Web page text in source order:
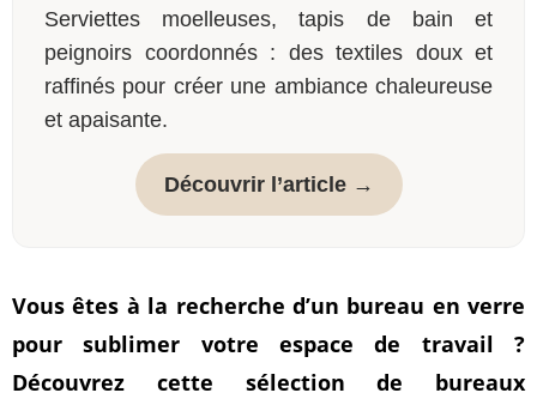
Serviettes moelleuses, tapis de bain et
peignoirs coordonnés : des textiles doux et
raffinés pour créer une ambiance chaleureuse
et apaisante.
Découvrir l’article →
Vous êtes à la recherche d’un bureau en verre
pour sublimer votre espace de travail ?
Découvrez cette sélection de bureaux